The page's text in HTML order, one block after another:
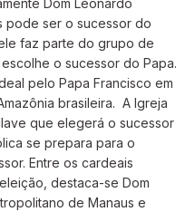
Dom Leonardo
pode ser o sucessor do
faz parte do grupo de
o sucessor do Papa.
pelo Papa Francisco em
brasileira. A Igreja
que elegerá o sucessor
se prepara para o
Entre os cardeais
destaca-se Dom
de Manaus e